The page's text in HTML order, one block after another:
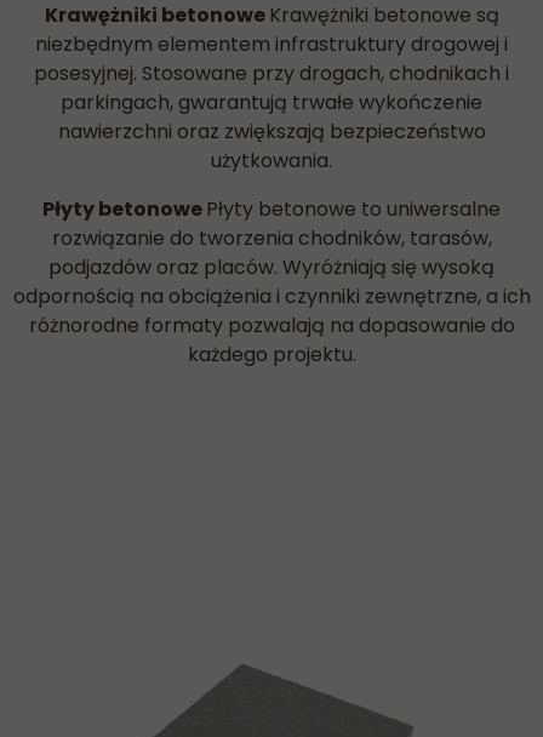
Krawężniki betonoweKrawężniki betonowe są
niezbędnym elementem infrastruktury drogowej i
posesyjnej. Stosowane przy drogach, chodnikach i
parkingach, gwarantują trwałe wykończenie
nawierzchni oraz zwiększają bezpieczeństwo
użytkowania.
Płyty betonowePłyty betonowe to uniwersalne
rozwiązanie do tworzenia chodników, tarasów,
podjazdów oraz placów. Wyróżniają się wysoką
odpornością na obciążenia i czynniki zewnętrzne, a ich
różnorodne formaty pozwalają na dopasowanie do
każdego projektu.